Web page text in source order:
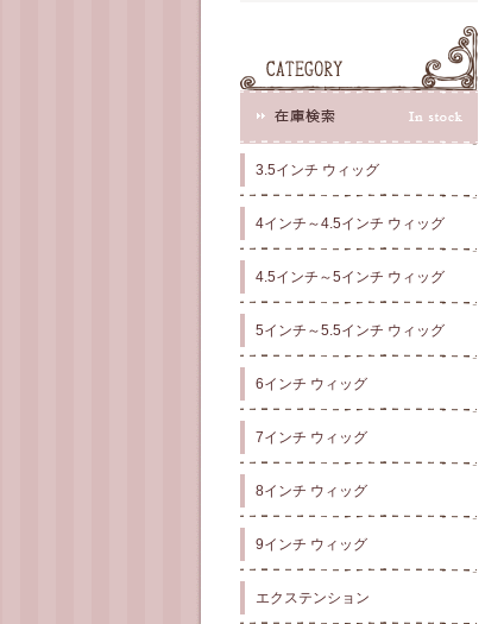
3.5インチ ウィッグ
4インチ～4.5インチ ウィッグ
4.5インチ～5インチ ウィッグ
5インチ～5.5インチ ウィッグ
6インチ ウィッグ
7インチ ウィッグ
8インチ ウィッグ
9インチ ウィッグ
エクステンション